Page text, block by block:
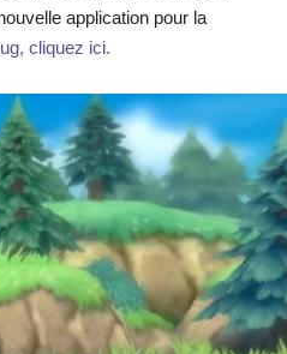
application pour la
cliquez ici.